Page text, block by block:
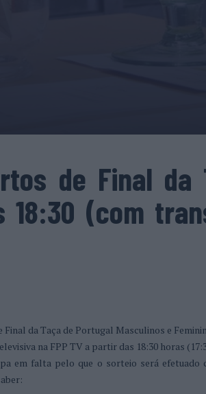
de Final da
18:30 (com
da Taça de Portugal Masculinos e
na FPP TV a partir das 18:30 horas
em falta pelo que o sorteio será